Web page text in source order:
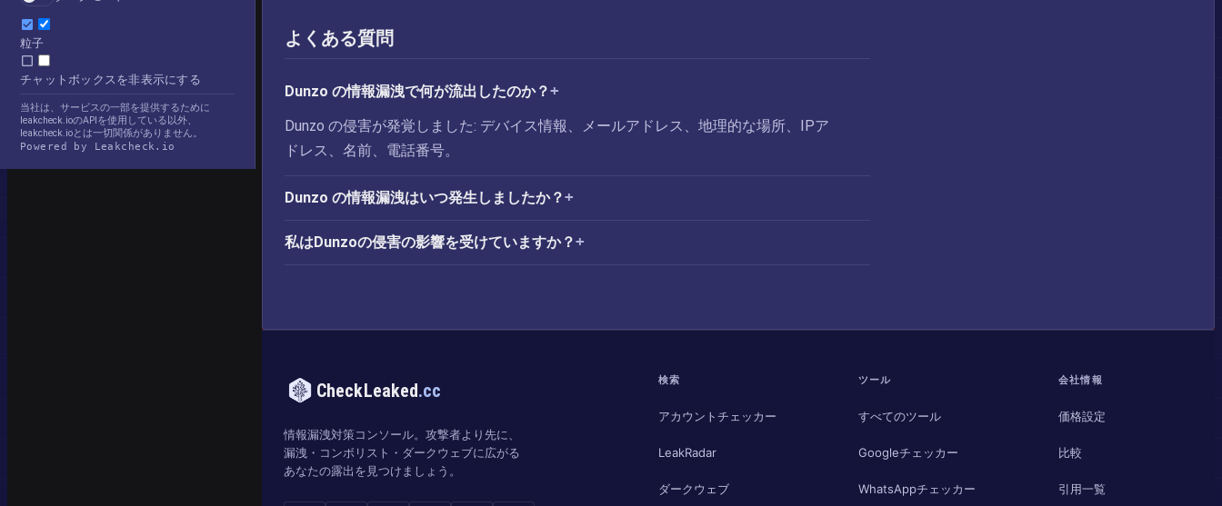
粒子
チャットボックスを非表示にする
当社は、サービスの一部を提供するために
leakcheck.ioのAPIを使用している以外、
leakcheck.ioとは一切関係がありません。
Powered by Leakcheck.io
よくある質問
Dunzo の情報漏洩で何が流出したのか？
Dunzo の侵害が発覚しました: デバイス情報、メールアドレス、地理的な場所、IPア
ドレス、名前、電話番号。
Dunzo の情報漏洩はいつ発生しましたか？
私はDunzoの侵害の影響を受けていますか？
CheckLeaked.cc
情報漏洩対策コンソール。攻撃者より先に、
漏洩・コンボリスト・ダークウェブに広がる
あなたの露出を見つけましょう。
検索
アカウントチェッカー
LeakRadar
ダークウェブ
ツール
すべてのツール
Googleチェッカー
WhatsAppチェッカー
会社情報
価格設定
比較
引用一覧